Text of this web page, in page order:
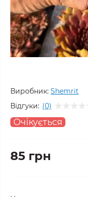
Виробник: Shemrit
Відгуки: (0)
Очікується
85 грн